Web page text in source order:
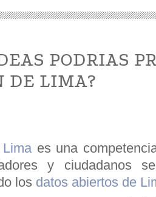
PODRIAS
DE LIMA?
es una
y ciudadanos
los datos abiertos de